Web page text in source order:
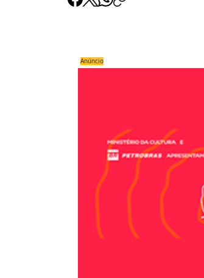
Anúncio